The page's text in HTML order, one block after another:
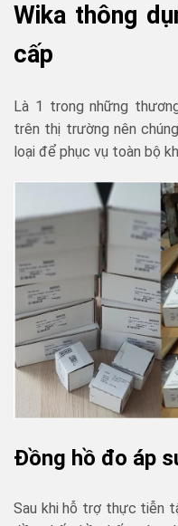
Wika thông
cấp
Là 1 trong những
trên thị trường nên
loại để phục vụ toàn bộ
Đồng hồ đo áp
Sau khi hỗ trợ thực tiễn